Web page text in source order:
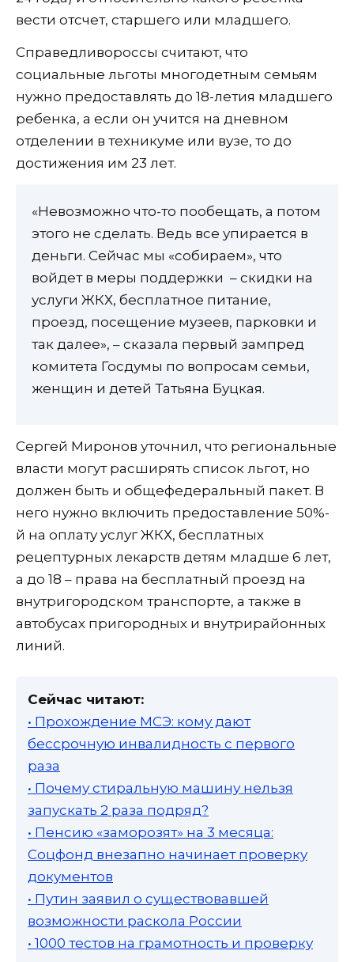
вести отсчет, старшего или младшего.
Справедливороссы считают, что
социальные льготы многодетным семьям
нужно предоставлять до 18-летия младшего
ребенка, а если он учится на дневном
отделении в техникуме или вузе, то до
достижения им 23 лет.
«Невозможно что-то пообещать, а потом
этого не сделать. Ведь все упирается в
деньги. Сейчас мы «собираем», что
войдет в меры поддержки – скидки на
услуги ЖКХ, бесплатное питание,
проезд, посещение музеев, парковки и
так далее», – сказала первый зампред
комитета Госдумы по вопросам семьи,
женщин и детей Татьяна Буцкая.
Сергей Миронов уточнил, что региональные
власти могут расширять список льгот, но
должен быть и общефедеральный пакет. В
него нужно включить предоставление 50%-
й на оплату услуг ЖКХ, бесплатных
рецептурных лекарств детям младше 6 лет,
а до 18 – права на бесплатный проезд на
внутригородском транспорте, а также в
автобусах пригородных и внутрирайонных
линий.
Сейчас читают:
• Прохождение МСЭ: кому дают
бессрочную инвалидность с первого
раза
• Почему стиральную машину нельзя
запускать 2 раза подряд?
• Пенсию «заморозят» на 3 месяца:
Соцфонд внезапно начинает проверку
документов
• Путин заявил о существовавшей
возможности раскола России
• 1000 тестов на грамотность и проверку